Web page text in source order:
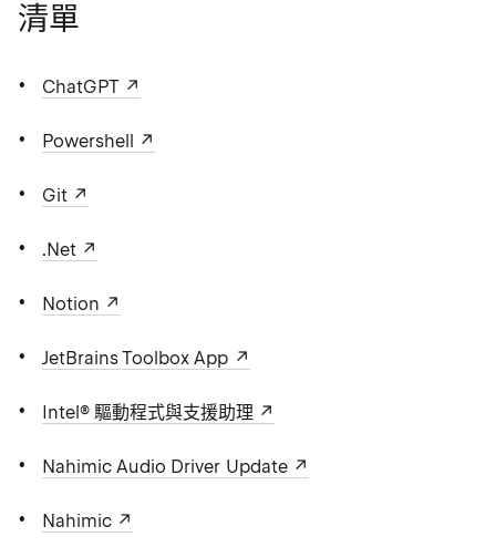
清單
ChatGPT
Powershell
Git
.Net
Notion
JetBrains Toolbox App
Intel® 驅動程式與支援助理
Nahimic Audio Driver Update
Nahimic